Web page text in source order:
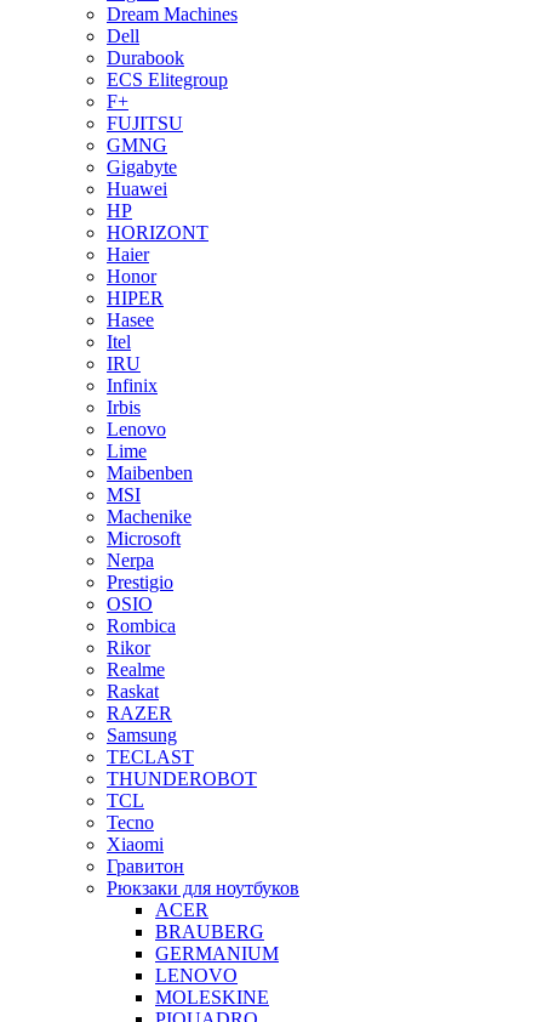
Dream Machines
Dell
Durabook
ECS Elitegroup
F+
FUJITSU
GMNG
Gigabyte
Huawei
HP
HORIZONT
Haier
Honor
HIPER
Hasee
Itel
IRU
Infinix
Irbis
Lenovo
Lime
Maibenben
MSI
Machenike
Microsoft
Nerpa
Prestigio
OSIO
Rombica
Rikor
Realme
Raskat
RAZER
Samsung
TECLAST
THUNDEROBOT
TCL
Tecno
Xiaomi
Гравитон
Рюкзаки для ноутбуков
ACER
BRAUBERG
GERMANIUM
LENOVO
MOLESKINE